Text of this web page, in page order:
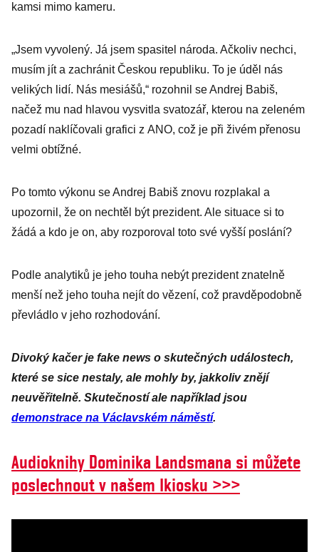
kamsi mimo kameru.
„Jsem vyvolený. Já jsem spasitel národa. Ačkoliv nechci,
musím jít a zachránit Českou republiku. To je úděl nás
velikých lidí. Nás mesiášů,“ rozohnil se Andrej Babiš,
načež mu nad hlavou vysvitla svatozář, kterou na zeleném
pozadí naklíčovali grafici z ANO, což je při živém přenosu
velmi obtížné.
Po tomto výkonu se Andrej Babiš znovu rozplakal a
upozornil, že on nechtěl být prezident. Ale situace si to
žádá a kdo je on, aby rozporoval toto své vyšší poslání?
Podle analytiků je jeho touha nebýt prezident znatelně
menší než jeho touha nejít do vězení, což pravděpodobně
převládlo v jeho rozhodování.
Divoký kačer je fake news o skutečných událostech,
které se sice nestaly, ale mohly by, jakkoliv znějí
neuvěřitelně. Skutečností ale například jsou
demonstrace na Václavském náměstí.
Audioknihy Dominika Landsmana si můžete
poslechnout v našem Ikiosku >>>